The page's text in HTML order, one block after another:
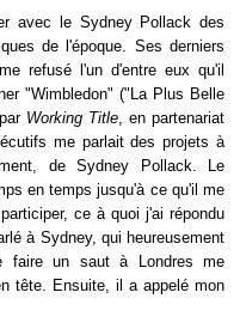
avec le Sydney Pollack des
de l'époque. Ses derniers
refusé l'un d'entre eux qu'il
"Wimbledon" ("La Plus Belle
Working Title , en partenariat
me parlait des projets à
de Sydney Pollack. Le
en temps jusqu'à ce qu'il me
ce à quoi j'ai répondu
à Sydney, qui heureusement
faire un saut à Londres me
tête. Ensuite, il a appelé mon